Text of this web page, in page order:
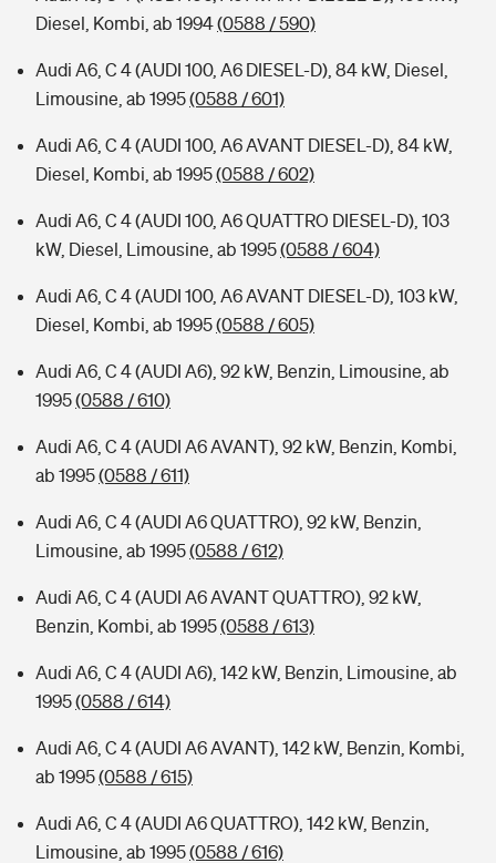
Diesel, Kombi, ab 1994(0588 / 590)
Audi A6, C 4 (AUDI 100, A6 DIESEL-D), 84 kW, Diesel,
Limousine, ab 1995(0588 / 601)
Audi A6, C 4 (AUDI 100, A6 AVANT DIESEL-D), 84 kW,
Diesel, Kombi, ab 1995(0588 / 602)
Audi A6, C 4 (AUDI 100, A6 QUATTRO DIESEL-D), 103
kW, Diesel, Limousine, ab 1995(0588 / 604)
Audi A6, C 4 (AUDI 100, A6 AVANT DIESEL-D), 103 kW,
Diesel, Kombi, ab 1995(0588 / 605)
Audi A6, C 4 (AUDI A6), 92 kW, Benzin, Limousine, ab
1995(0588 / 610)
Audi A6, C 4 (AUDI A6 AVANT), 92 kW, Benzin, Kombi,
ab 1995(0588 / 611)
Audi A6, C 4 (AUDI A6 QUATTRO), 92 kW, Benzin,
Limousine, ab 1995(0588 / 612)
Audi A6, C 4 (AUDI A6 AVANT QUATTRO), 92 kW,
Benzin, Kombi, ab 1995(0588 / 613)
Audi A6, C 4 (AUDI A6), 142 kW, Benzin, Limousine, ab
1995(0588 / 614)
Audi A6, C 4 (AUDI A6 AVANT), 142 kW, Benzin, Kombi,
ab 1995(0588 / 615)
Audi A6, C 4 (AUDI A6 QUATTRO), 142 kW, Benzin,
Limousine, ab 1995(0588 / 616)